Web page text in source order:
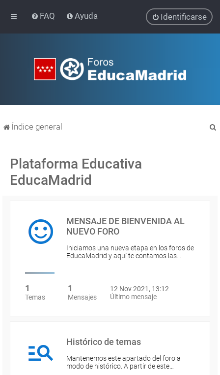
FAQ Ayuda Identificarse
Índice general
Plataforma Educativa
EducaMadrid
MENSAJE DE BIENVENIDA AL
NUEVO FORO
Iniciamos una nueva etapa en los foros de
EducaMadrid y aquí te contamos las…
1
Temas
1
Mensajes
12 Nov 2021, 13:12
Último mensaje
Histórico de temas
Mantenemos este apartado del foro a
modo de histórico. A partir de este…